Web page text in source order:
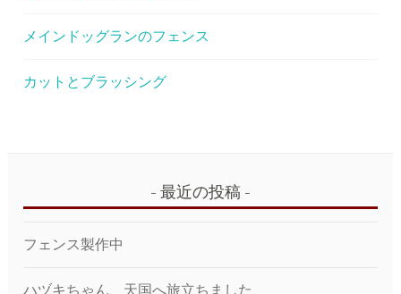
メインドッグランのフェンス
カットとブラッシング
最近の投稿
フェンス製作中
ハヅキちゃん、天国へ旅立ちました